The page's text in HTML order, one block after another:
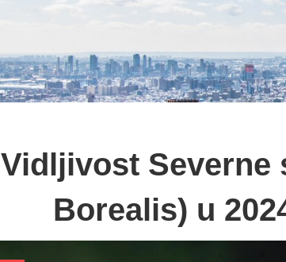
Vidljivost Severne
Borealis) u